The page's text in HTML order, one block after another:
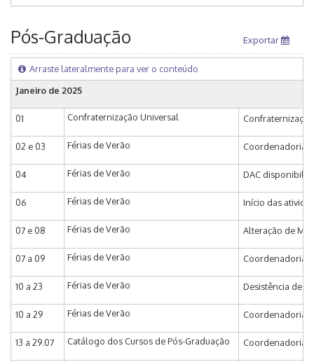
Pós-Graduação Exportar
Arraste lateralmente para ver o conteúdo
Janeiro de 2025
01 Confraternização Universal
02 e 03 Férias de Verão Coordenadoria
04 Férias de Verão DAC
06 Férias de Verão Início das
07 e 08 Férias de Verão Alteração de
07 a 09 Férias de Verão Coordenadoria
10 a 23 Férias de Verão Desistência de
10 a 29 Férias de Verão Coordenadoria
13 a 29.07 Catálogo dos Cursos de Pós-Graduação Coordenadoria